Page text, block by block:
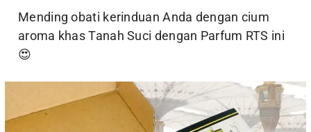
Mending obati kerinduan Anda dengan cium
aroma khas Tanah Suci dengan Parfum RTS ini
😍